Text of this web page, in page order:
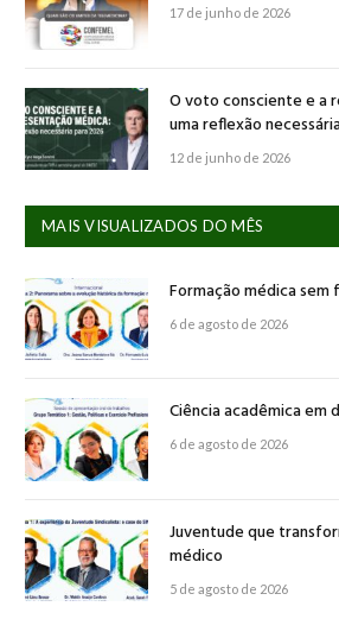
17 de junho de 2026
O voto consciente e a
uma reflexão
12 de junho de 2026
MAIS VISUALIZADOS DO MÊS
Formação médica sem
6 de agosto de 2026
Ciência acadêmica em
6 de agosto de 2026
Juventude que
médico
5 de agosto de 2026